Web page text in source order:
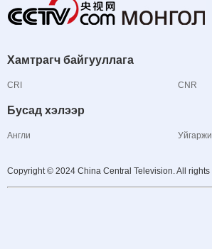
Хамтрагч байгууллага
CRI CNR
Бусад хэлээр
Англи
Copyright © 2024 China Central Television. All rights